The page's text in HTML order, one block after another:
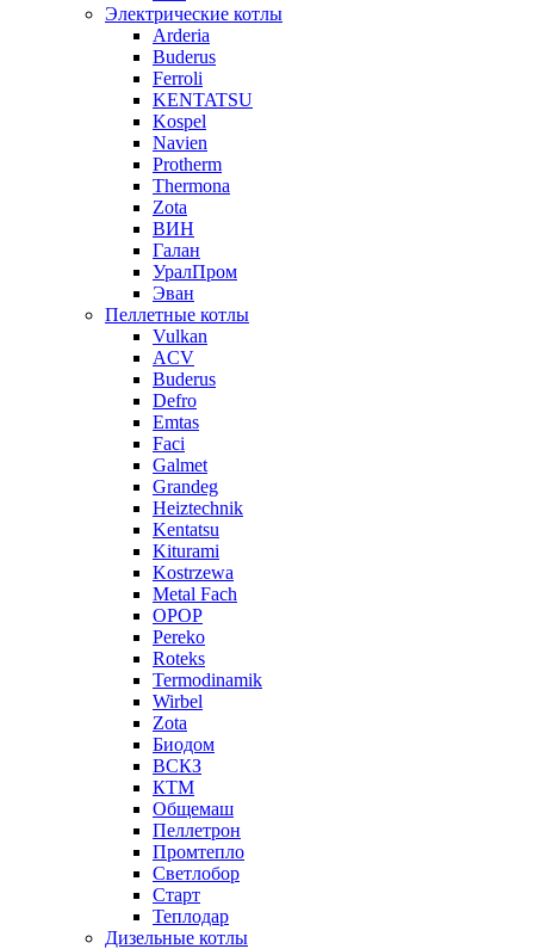
Электрические котлы
Arderia
Buderus
Ferroli
KENTATSU
Kospel
Navien
Protherm
Thermona
Zota
ВИН
Галан
УралПром
Эван
Пеллетные котлы
Vulkan
ACV
Buderus
Defro
Emtas
Faci
Galmet
Grandeg
Heiztechnik
Kentatsu
Kiturami
Kostrzewa
Metal Fach
OPOP
Pereko
Roteks
Termodinamik
Wirbel
Zota
Биодом
ВСКЗ
КТМ
Общемаш
Пеллетрон
Промтепло
Светлобор
Старт
Теплодар
Дизельные котлы